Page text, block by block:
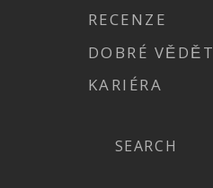
RECENZE
DOBRÉ VĚDĚT
KARIÉRA